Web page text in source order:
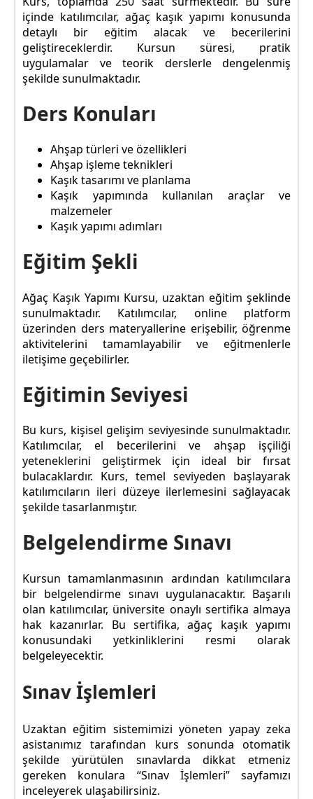
içinde katılımcılar, ağaç kaşık yapımı konusunda
detaylı bir eğitim alacak ve becerilerini
geliştireceklerdir. Kursun süresi, pratik
uygulamalar ve teorik derslerle dengelenmiş
şekilde sunulmaktadır.
Ders Konuları
Ahşap türleri ve özellikleri
Ahşap işleme teknikleri
Kaşık tasarımı ve planlama
Kaşık yapımında kullanılan araçlar ve
malzemeler
Kaşık yapımı adımları
Eğitim Şekli
Ağaç Kaşık Yapımı Kursu, uzaktan eğitim şeklinde
sunulmaktadır. Katılımcılar, online platform
üzerinden ders materyallerine erişebilir, öğrenme
aktivitelerini tamamlayabilir ve eğitmenlerle
iletişime geçebilirler.
Eğitimin Seviyesi
Bu kurs, kişisel gelişim seviyesinde sunulmaktadır.
Katılımcılar, el becerilerini ve ahşap işçiliği
yeteneklerini geliştirmek için ideal bir fırsat
bulacaklardır. Kurs, temel seviyeden başlayarak
katılımcıların ileri düzeye ilerlemesini sağlayacak
şekilde tasarlanmıştır.
Belgelendirme Sınavı
Kursun tamamlanmasının ardından katılımcılara
bir belgelendirme sınavı uygulanacaktır. Başarılı
olan katılımcılar, üniversite onaylı sertifika almaya
hak kazanırlar. Bu sertifika, ağaç kaşık yapımı
konusundaki yetkinliklerini resmi olarak
belgeleyecektir.
Sınav İşlemleri
Uzaktan eğitim sistemimizi yöneten yapay zeka
asistanımız tarafından kurs sonunda otomatik
şekilde yürütülen sınavlarda dikkat etmeniz
gereken konulara “Sınav İşlemleri” sayfamızı
inceleyerek ulaşabilirsiniz.